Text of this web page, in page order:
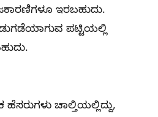
ಇರಬಹುದು.
ಪಟ್ಟಿಯಲ್ಲಿ
ಹೆಸರುಗಳು ಚಾಲ್ತಿಯಲ್ಲಿದ್ದು,